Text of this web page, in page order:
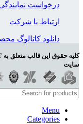
درخواست
ارتباط با شرکت
دانلود کاتالوگ
سایت
Menu
Categories